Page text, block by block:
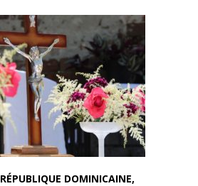
RÉPUBLIQUE DOMINICAINE,